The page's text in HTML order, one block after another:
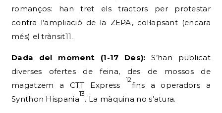
romanços: han tret els tractors per protestar
contra l’ampliació de la ZEPA, col·lapsant (encara
més) el trànsit11.
Dada del moment (1-17 Des): S’han publicat
diverses ofertes de feina, des de mossos de
magatzem a CTT Express
12
fins a operadors a
Synthon Hispania
13
. La màquina no s’atura.